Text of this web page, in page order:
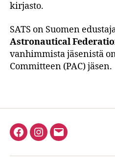
kirjasto.
SATS on Suomen
Astronautical
vanhimmista jäsenistä
Committeen (PAC) jäsen.
Facebook
Instagram
Email